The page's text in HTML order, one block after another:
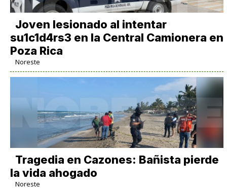
Joven lesionado al intentar
su1c1d4rs3 en la Central Camionera en
Poza Rica
Noreste
Tragedia en Cazones: Bañista pierde
la vida ahogado
Noreste